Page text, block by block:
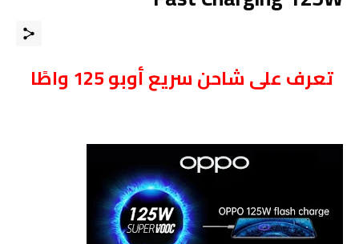
تعرف على شاحن سريع أوبو 125 واطًا